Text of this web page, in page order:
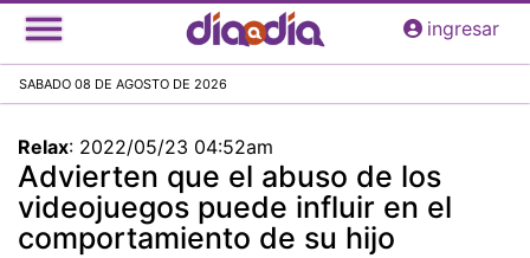
Pasar
al
principal
ingresar
SABADO 08 DE AGOSTO DE 2026
Relax: 2022/05/23 04:52am
Advierten que el abuso de los
videojuegos puede influir en el
comportamiento de su hijo